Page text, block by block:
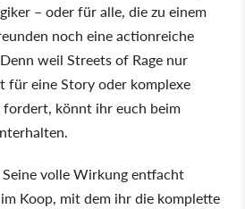
– oder für alle, die zu einem
noch eine actionreiche
weil Streets of Rage nur
für eine Story oder komplexe
könnt ihr euch beim
Seine volle Wirkung entfacht
Koop, mit dem ihr die komplette